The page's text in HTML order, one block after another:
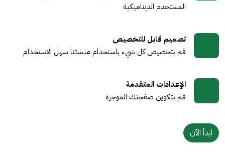
المستخدم الديناميكية
تصميم قابل للتخصيص
قم بتخصيص كل شيء باستخدام منشئنا سهل الاستخدام
الإعدادات المتقدمة
قم بتكوين صفحتك الموجزة
ابدأ الآن